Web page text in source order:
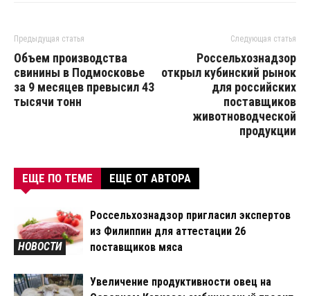
Предыдущая статья
Объем производства
свинины в Подмосковье
за 9 месяцев превысил 43
тысячи тонн
Следующая статья
Россельхознадзор
открыл кубинский рынок
для российских
поставщиков
животноводческой
продукции
ЕЩЕ ПО ТЕМЕ ЕЩЕ ОТ АВТОРА
НОВОСТИ
Россельхознадзор пригласил экспертов
из Филиппин для аттестации 26
поставщиков мяса
Увеличение продуктивности овец на